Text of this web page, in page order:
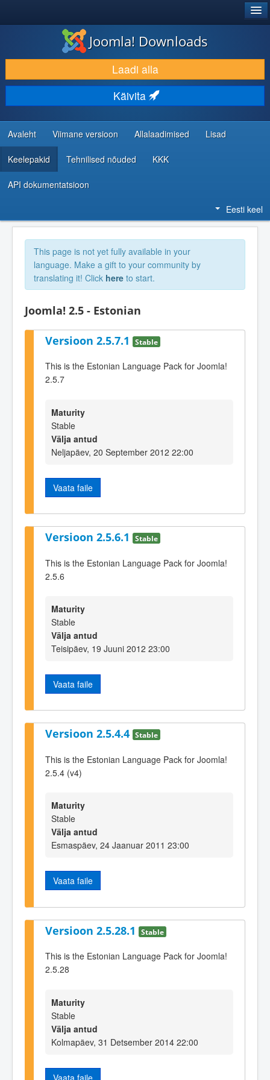
LAADI ALLA JA LAIENDA
AVASTA JA ÕPI
KOGUKOND JA KASUTAJATUGI
RESSURSID ARENDAJATELE
Joomla! Downloads
Laadi alla
Käivita
Avaleht Viimane versioon Allalaadimised Lisad
Keelepakid Tehnilised nõuded KKK
API dokumentatsioon
Eesti keel
This page is not yet fully available in your
language. Make a gift to your community by
translating it! Click here to start.
Joomla! 2.5 - Estonian
Versioon 2.5.7.1 Stable
This is the Estonian Language Pack for Joomla!
2.5.7
Maturity
Stable
Välja antud
Neljapäev, 20 September 2012 22:00
Vaata faile
Versioon 2.5.6.1 Stable
This is the Estonian Language Pack for Joomla!
2.5.6
Maturity
Stable
Välja antud
Teisipäev, 19 Juuni 2012 23:00
Vaata faile
Versioon 2.5.4.4 Stable
This is the Estonian Language Pack for Joomla!
2.5.4 (v4)
Maturity
Stable
Välja antud
Esmaspäev, 24 Jaanuar 2011 23:00
Vaata faile
Versioon 2.5.28.1 Stable
This is the Estonian Language Pack for Joomla!
2.5.28
Maturity
Stable
Välja antud
Kolmapäev, 31 Detsember 2014 22:00
Vaata faile